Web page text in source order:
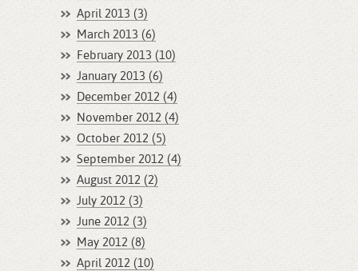
April 2013 (3)
March 2013 (6)
February 2013 (10)
January 2013 (6)
December 2012 (4)
November 2012 (4)
October 2012 (5)
September 2012 (4)
August 2012 (2)
July 2012 (3)
June 2012 (3)
May 2012 (8)
April 2012 (10)